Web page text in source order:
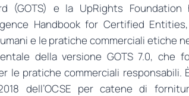
(GOTS) e la UpRights Foundation
Handbook for Certified
e le pratiche commerciali etiche
della versione GOTS 7.0, che
le pratiche commerciali responsabili.
dell’OCSE per catene di